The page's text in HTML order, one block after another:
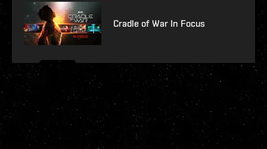
Cradle of War In Focus